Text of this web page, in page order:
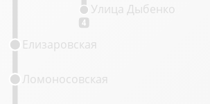
4
Улица Дыбенко
Ломоносовская
Елизаровская